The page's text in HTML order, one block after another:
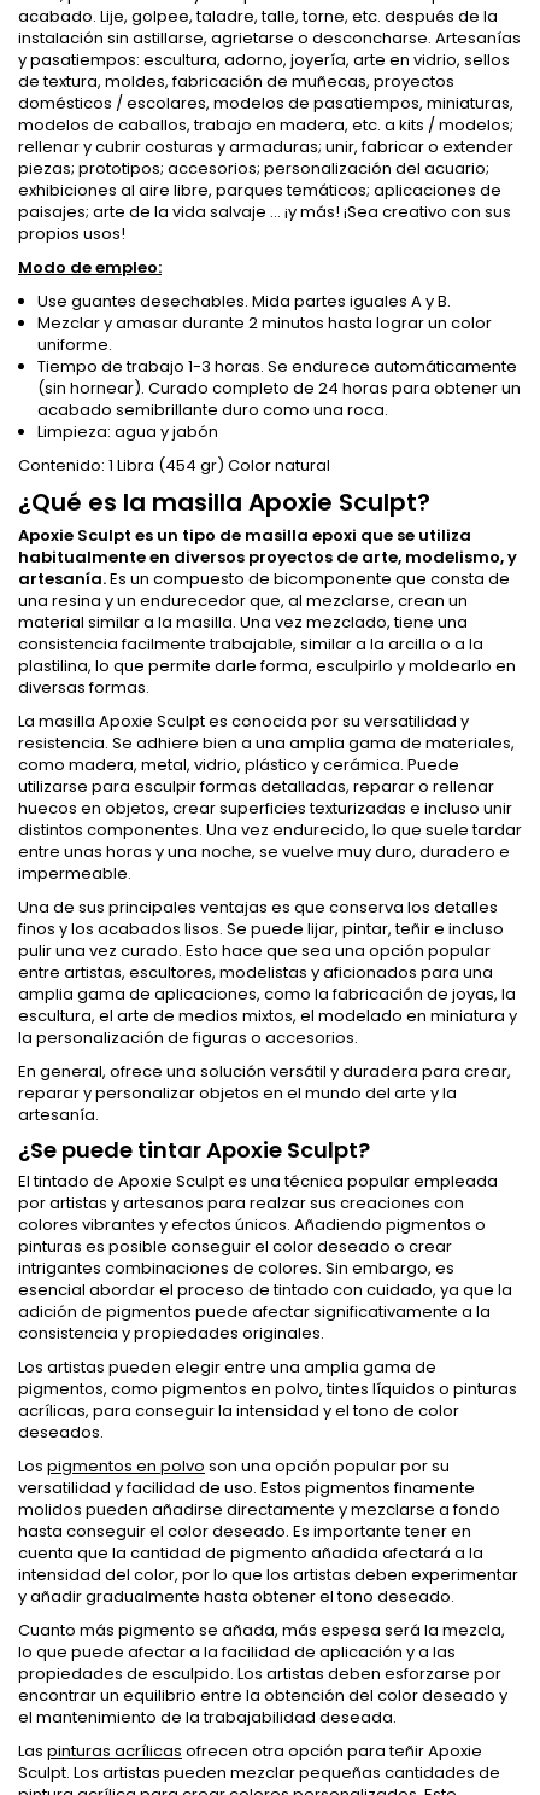
acabado. Lije, golpee, taladre, talle, torne, etc. después de la
instalación sin astillarse, agrietarse o desconcharse. Artesanías
y pasatiempos: escultura, adorno, joyería, arte en vidrio, sellos
de textura, moldes, fabricación de muñecas, proyectos
domésticos / escolares, modelos de pasatiempos, miniaturas,
modelos de caballos, trabajo en madera, etc. a kits / modelos;
rellenar y cubrir costuras y armaduras; unir, fabricar o extender
piezas; prototipos; accesorios; personalización del acuario;
exhibiciones al aire libre, parques temáticos; aplicaciones de
paisajes; arte de la vida salvaje ... ¡y más! ¡Sea creativo con sus
propios usos!
Modo de empleo:
Use guantes desechables. Mida partes iguales A y B.
Mezclar y amasar durante 2 minutos hasta lograr un color
uniforme.
Tiempo de trabajo 1-3 horas. Se endurece automáticamente
(sin hornear). Curado completo de 24 horas para obtener un
acabado semibrillante duro como una roca.
Limpieza: agua y jabón
Contenido: 1 Libra (454 gr) Color natural
¿Qué es la masilla Apoxie Sculpt?
Apoxie Sculpt es un tipo de masilla epoxi que se utiliza
habitualmente en diversos proyectos de arte, modelismo, y
artesanía.Es un compuesto de bicomponente que consta de
una resina y un endurecedor que, al mezclarse, crean un
material similar a la masilla. Una vez mezclado, tiene una
consistencia facilmente trabajable, similar a la arcilla o a la
plastilina, lo que permite darle forma, esculpirlo y moldearlo en
diversas formas.
La masilla Apoxie Sculpt es conocida por su versatilidad y
resistencia. Se adhiere bien a una amplia gama de materiales,
como madera, metal, vidrio, plástico y cerámica. Puede
utilizarse para esculpir formas detalladas, reparar o rellenar
huecos en objetos, crear superficies texturizadas e incluso unir
distintos componentes. Una vez endurecido, lo que suele tardar
entre unas horas y una noche, se vuelve muy duro, duradero e
impermeable.
Una de sus principales ventajas es que conserva los detalles
finos y los acabados lisos. Se puede lijar, pintar, teñir e incluso
pulir una vez curado. Esto hace que sea una opción popular
entre artistas, escultores, modelistas y aficionados para una
amplia gama de aplicaciones, como la fabricación de joyas, la
escultura, el arte de medios mixtos, el modelado en miniatura y
la personalización de figuras o accesorios.
En general, ofrece una solución versátil y duradera para crear,
reparar y personalizar objetos en el mundo del arte y la
artesanía.
¿Se puede tintar Apoxie Sculpt?
El tintado de Apoxie Sculpt es una técnica popular empleada
por artistas y artesanos para realzar sus creaciones con
colores vibrantes y efectos únicos. Añadiendo pigmentos o
pinturas es posible conseguir el color deseado o crear
intrigantes combinaciones de colores. Sin embargo, es
esencial abordar el proceso de tintado con cuidado, ya que la
adición de pigmentos puede afectar significativamente a la
consistencia y propiedades originales.
Los artistas pueden elegir entre una amplia gama de
pigmentos, como pigmentos en polvo, tintes líquidos o pinturas
acrílicas, para conseguir la intensidad y el tono de color
deseados.
Los pigmentos en polvo son una opción popular por su
versatilidad y facilidad de uso. Estos pigmentos finamente
molidos pueden añadirse directamente y mezclarse a fondo
hasta conseguir el color deseado. Es importante tener en
cuenta que la cantidad de pigmento añadida afectará a la
intensidad del color, por lo que los artistas deben experimentar
y añadir gradualmente hasta obtener el tono deseado.
Cuanto más pigmento se añada, más espesa será la mezcla,
lo que puede afectar a la facilidad de aplicación y a las
propiedades de esculpido. Los artistas deben esforzarse por
encontrar un equilibrio entre la obtención del color deseado y
el mantenimiento de la trabajabilidad deseada.
Las pinturas acrílicas ofrecen otra opción para teñir Apoxie
Sculpt. Los artistas pueden mezclar pequeñas cantidades de